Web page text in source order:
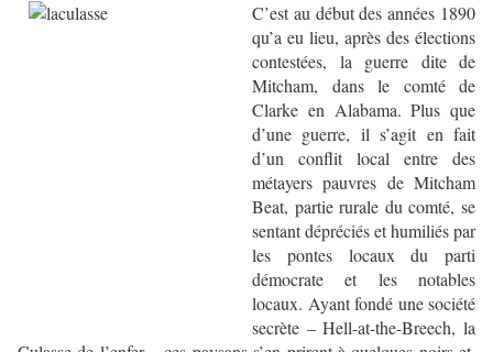
C’est au début des années 1890
qu’a eu lieu, après des élections
contestées, la guerre dite de
Mitcham, dans le comté de
Clarke en Alabama. Plus que
d’une guerre, il s’agit en fait
d’un conflit local entre des
métayers pauvres de Mitcham
Beat, partie rurale du comté, se
sentant dépréciés et humiliés par
les pontes locaux du parti
démocrate et les notables
locaux. Ayant fondé une société
secrète – Hell-at-the-Breech, la